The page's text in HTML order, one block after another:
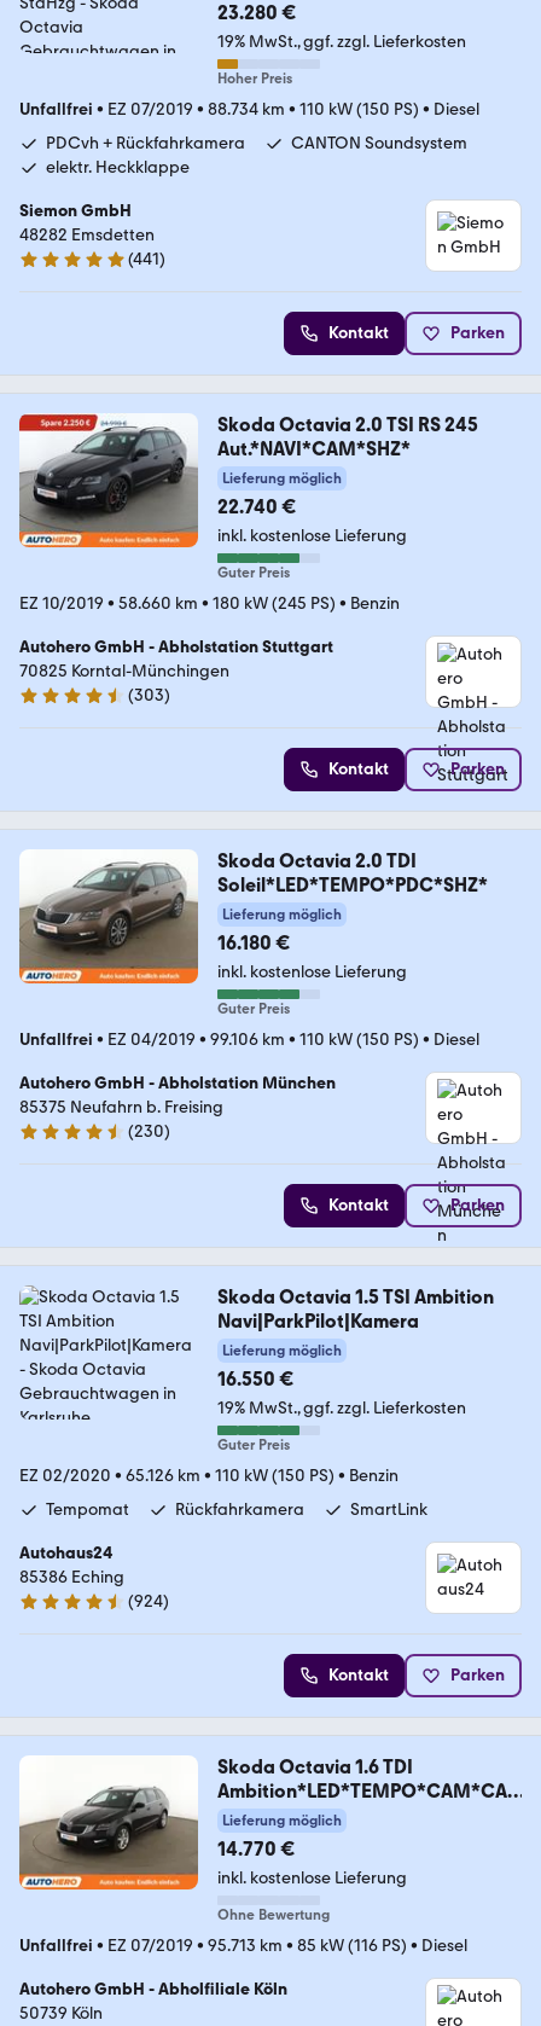
23.280 €
19% MwSt. ggf. zzgl. Lieferkosten
Hoher Preis
Unfallfrei • EZ 07/2019 • 88.734 km • 110 kW (150 PS) • Diesel
PDCvh + Rückfahrkamera
CANTON Soundsystem
elektr. Heckklappe
Siemon GmbH
48282 Emsdetten
4.9 Sterne
(441)
Kontakt Parken
Skoda Octavia 2.0 TSI RS 245
Aut.*NAVI*CAM*SHZ*
Lieferung möglich
22.740 €
inkl. kostenlose Lieferung
Guter Preis
EZ 10/2019 • 58.660 km • 180 kW (245 PS) • Benzin
Autohero GmbH - Abholstation Stuttgart
70825 Korntal-Münchingen
4.4 Sterne
(303)
Kontakt Parken
Skoda Octavia 2.0 TDI
Soleil*LED*TEMPO*PDC*SHZ*
Lieferung möglich
16.180 €
inkl. kostenlose Lieferung
Guter Preis
Unfallfrei • EZ 04/2019 • 99.106 km • 110 kW (150 PS) • Diesel
Autohero GmbH - Abholstation München
85375 Neufahrn b. Freising
4.4 Sterne
(230)
Kontakt Parken
Skoda Octavia 1.5 TSI Ambition
Navi|ParkPilot|Kamera
Lieferung möglich
16.550 €
19% MwSt. ggf. zzgl. Lieferkosten
Guter Preis
EZ 02/2020 • 65.126 km • 110 kW (150 PS) • Benzin
Tempomat
Rückfahrkamera SmartLink
Autohaus24
85386 Eching
4.4 Sterne
(924)
Kontakt Parken
Skoda Octavia 1.6 TDI
Ambition*LED*TEMPO*CAM*CAR
PLAY*
Lieferung möglich
14.770 €
inkl. kostenlose Lieferung
Ohne Bewertung
Unfallfrei • EZ 07/2019 • 95.713 km • 85 kW (116 PS) • Diesel
Autohero GmbH - Abholfiliale Köln
50739 Köln